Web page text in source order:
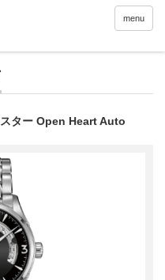
menu
スター Open Heart Auto